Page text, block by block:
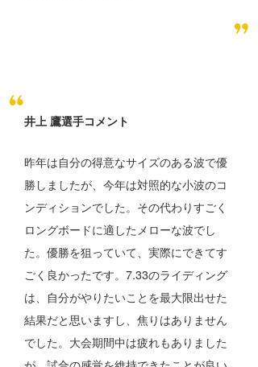
井上 鷹選手コメント
昨年は自分の得意なサイズのある波で優
勝しましたが、今年は対照的な小波のコ
ンディションでした。その代わりすごく
ロングボードに適したメローな波でし
た。優勝を狙っていて、実際にできてす
ごく良かったです。7.33のライディング
は、自分がやりたいことを最大限出せた
結果だと思いますし、焦りはありません
でした。大会期間中は疲れもありました